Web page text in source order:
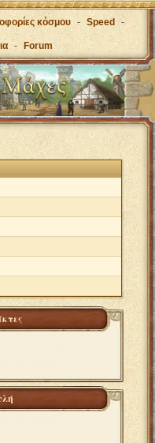
κόσμου - Speed -
- Forum